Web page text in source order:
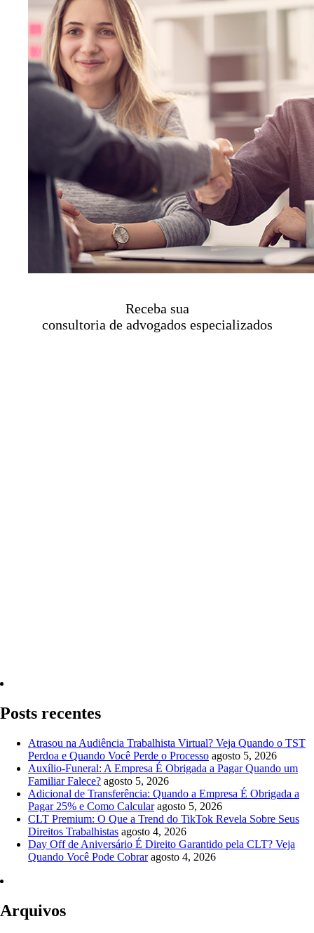
Receba sua
consultoria de advogados especializados
Posts recentes
Atrasou na Audiência Trabalhista Virtual? Veja Quando o TST
Perdoa e Quando Você Perde o Processo agosto 5, 2026
Auxílio-Funeral: A Empresa É Obrigada a Pagar Quando um
Familiar Falece? agosto 5, 2026
Adicional de Transferência: Quando a Empresa É Obrigada a
Pagar 25% e Como Calcular agosto 5, 2026
CLT Premium: O Que a Trend do TikTok Revela Sobre Seus
Direitos Trabalhistas agosto 4, 2026
Day Off de Aniversário É Direito Garantido pela CLT? Veja
Quando Você Pode Cobrar agosto 4, 2026
Arquivos